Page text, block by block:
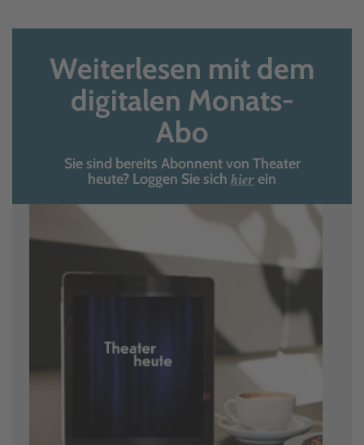
Weiterlesen mit dem
digitalen Monats-
Abo
Sie sind bereits Abonnent von Theater
heute? Loggen Sie sich hierein